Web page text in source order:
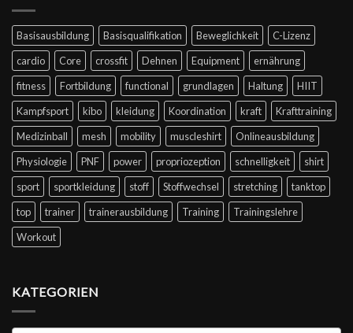
Basisausbildung Basisqualifikation Beweglichkeit
C-Lizenz
cardio
Core crossfit Dehnen Equipment
ernährung
fitness
Fortbildung functional grundlagen Haltung
HIIT
Kampfsport
kibo kleidung Koordination kraft
Krafttraining
Medizinball
mesh mobility muscleshirt
Onlineausbildung
Physiologie
PNF power propriozeption schnelligkeit
shirt
sport
sportkleidung stoff Stoffwechsel stretching
tanktop
top
trainer trainerausbildung Training
Trainingslehre
Workout
KATEGORIEN